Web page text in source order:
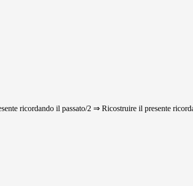
ricordando il passato/2 ⇒ Ricostruire il presente